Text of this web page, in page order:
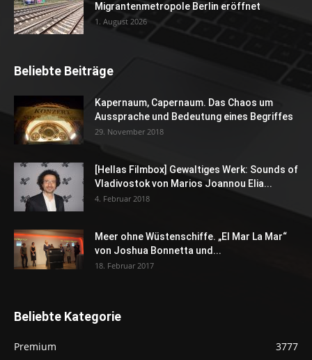
Migrantenmetropole Berlin eröffnet
1. August 2026
Beliebte Beiträge
Kapernaum, Capernaum. Das Chaos um
Aussprache und Bedeutung eines Begriffes
29. November 2018
[Hellas Filmbox] Gewaltiges Werk: Sounds of
Vladivostok von Marios Joannou Elia...
4. Februar 2018
Meer ohne Wüstenschiffe. „El Mar La Mar“
von Joshua Bonnetta und...
18. Februar 2017
Beliebte Kategorie
Premium
3777